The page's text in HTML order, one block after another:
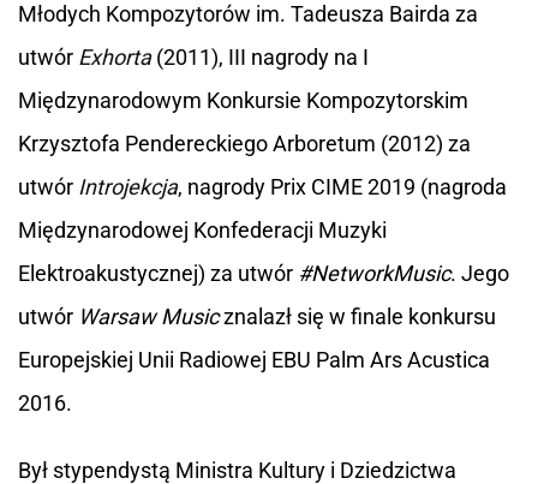
Młodych Kompozytorów im. Tadeusza Bairda za
utwór Exhorta(2011), III nagrody na I
Międzynarodowym Konkursie Kompozytorskim
Krzysztofa Pendereckiego Arboretum (2012) za
utwór Introjekcja, nagrody Prix CIME 2019 (nagroda
Międzynarodowej Konfederacji Muzyki
Elektroakustycznej) za utwór #NetworkMusic. Jego
utwór Warsaw Musicznalazł się w finale konkursu
Europejskiej Unii Radiowej EBU Palm Ars Acustica
2016.
Był stypendystą Ministra Kultury i Dziedzictwa